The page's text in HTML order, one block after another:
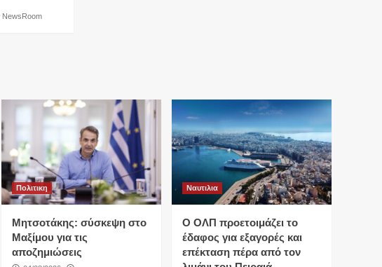
NewsRoom
Πολιτικη
Μητσοτάκης: σύσκεψη στο
Μαξίμου για τις
αποζημιώσεις
Ναυτιλια
O ΟΛΠ προετοιμάζει το
έδαφος για εξαγορές και
επέκταση πέρα από τον